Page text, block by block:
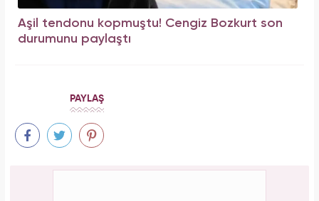
Aşil tendonu kopmuştu! Cengiz Bozkurt son
durumunu paylaştı
PAYLAŞ